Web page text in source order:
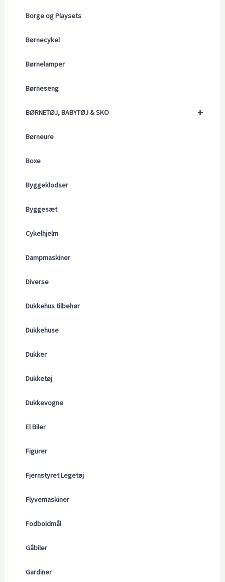
Borge og Playsets
Børnecykel
Børnelamper
Børneseng
+
BØRNETØJ, BABYTØJ & SKO
Børneure
Boxe
Byggeklodser
Byggesæt
Cykelhjelm
Dampmaskiner
Diverse
Dukkehus tilbehør
Dukkehuse
Dukker
Dukketøj
Dukkevogne
El Biler
Figurer
Fjernstyret Legetøj
Flyvemaskiner
Fodboldmål
Gåbiler
Gardiner